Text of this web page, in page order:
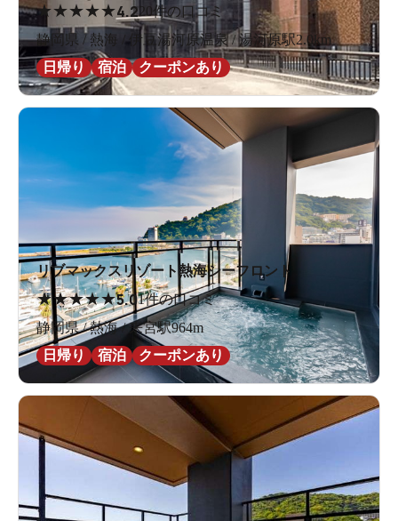
★★★★★4.220件の口コミ
静岡県 / 熱海 / 伊豆湯河原温泉 / 湯河原駅2.0km
日帰り
宿泊 クーポンあり
リブマックスリゾート熱海シーフロント
★★★★★5.01件の口コミ
静岡県 / 熱海 / 来宮駅964m
日帰り
宿泊 クーポンあり